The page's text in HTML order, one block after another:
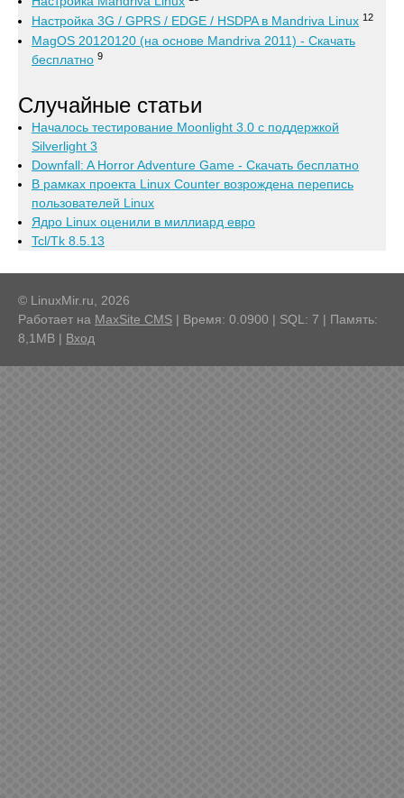
Настройка 3G / GPRS / EDGE / HSDPA в Mandriva Linux 12
MagOS 20120120 (на основе Mandriva 2011) - Скачать
бесплатно 9
Случайные статьи
Началось тестирование Moonlight 3.0 с поддержкой
Silverlight 3
Downfall: A Horror Adventure Game - Скачать бесплатно
В рамках проекта Linux Counter возрождена перепись
пользователей Linux
Ядро Linux оценили в миллиард евро
Tcl/Tk 8.5.13
© LinuxMir.ru, 2026
Работает на MaxSite CMS | Время: 0.0900 | SQL: 7 | Память:
8,1MB | Вход